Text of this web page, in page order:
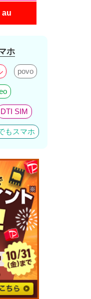
au
ホ
povo
DTI SIM
もスマホ